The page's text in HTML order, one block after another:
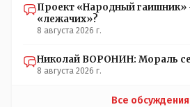
Проект «Народный гаишник»
«лежачих»?
8 августа 2026 г.
Николай ВОРОНИН: Мораль
8 августа 2026 г.
Все обсуждения